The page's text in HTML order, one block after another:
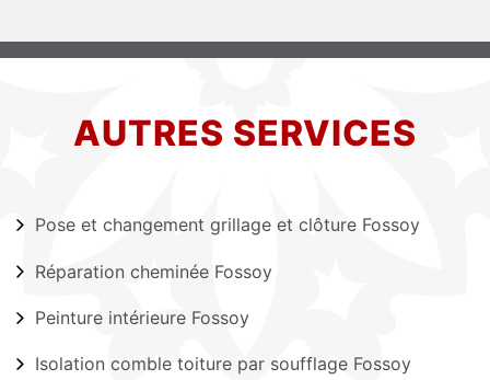
AUTRES SERVICES
Pose et changement grillage et clôture Fossoy
Réparation cheminée Fossoy
Peinture intérieure Fossoy
Isolation comble toiture par soufflage Fossoy